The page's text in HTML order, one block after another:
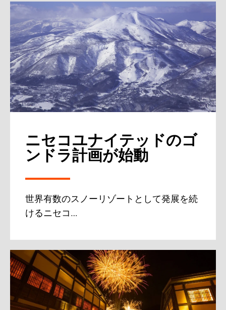
ニセコユナイテッドのゴ
ンドラ計画が始動
世界有数のスノーリゾートとして発展を続
けるニセコ…